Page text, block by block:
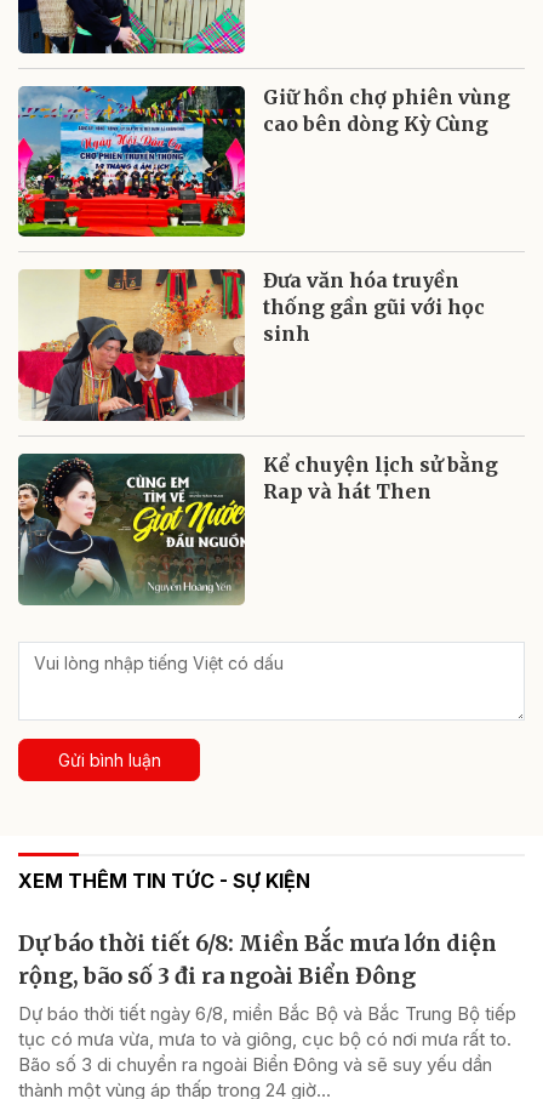
Giữ hồn chợ phiên vùng
cao bên dòng Kỳ Cùng
Đưa văn hóa truyền
thống gần gũi với học
sinh
Kể chuyện lịch sử bằng
Rap và hát Then
Gửi bình luận
XEM THÊM TIN TỨC - SỰ KIỆN
Dự báo thời tiết 6/8: Miền Bắc mưa lớn diện
rộng, bão số 3 đi ra ngoài Biển Đông
Dự báo thời tiết ngày 6/8, miền Bắc Bộ và Bắc Trung Bộ tiếp
tục có mưa vừa, mưa to và giông, cục bộ có nơi mưa rất to.
Bão số 3 di chuyển ra ngoài Biển Đông và sẽ suy yếu dần
thành một vùng áp thấp trong 24 giờ...